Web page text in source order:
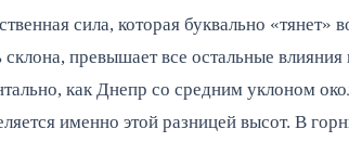
сила, которая буквально «тянет»
склона, превышает все остальные
как Днепр со средним уклоном
именно этой разницей высот. В